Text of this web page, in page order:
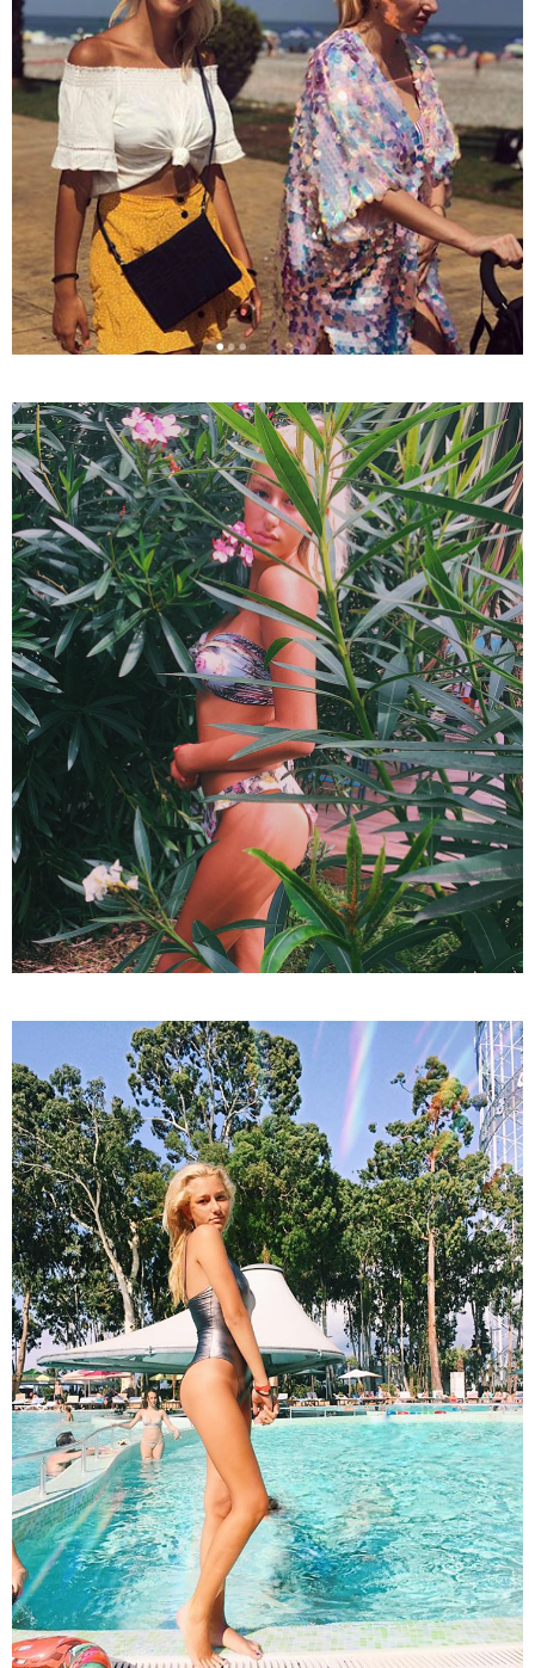
"ბავშვობიდან ასე ვარ..
ფანატიკურად ვარ შეყვარებული
საქართველოზე" - გაიცანით
მარტინ გუიმჯიანი, ქართულ ენასა
და საქართველოზე
შეყვარებული სომეხი ბიჭი
22:29 / 08-08-2026
"24 იანვრის ღამეს თამარ ნავროზაშვილის ძმა
მიგზავნის მესიჯს... მე ვერ ვნახე, რადგან "სპამებში"
ჩავარდა": რა მისწერა ნია იმნაძის ბიძამ ეკა
კუპატაძეს? - გიგა ავალიანის დედა "სქრინს"
აქვეყნებს
21:33 / 08-08-2026
ნია იმნაძის ბებია მიმართვას ავრცელებს -
"კონკრეტულად როდის, სად და რა სიტყვებით
წააქეზა ნია იმნაძემ ალექსანდრე გაბაშვილი? ერთი
ოჯახის ენით აღუწერელი ტკივილი არ შეიძლება
გახდეს მეორე ოჯახის 16 წლის ბავშვის საჯაროდ
განადგურების საფუძველი"
20:31 / 08-08-2026
"ის ამბავი ხომ გახსოვთ, ნიკა მელიას რომ თავს
დაესხნენ სამტრედიაში, სწორედ იმ ამბავზე, ხვალ,
პროკურატურა 126-ე მუხლის პირველი ნაწილით
ბრალს წამიყენებს" - ცოტნე მირცხულავა